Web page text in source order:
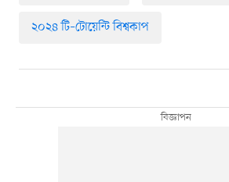
২০২৪ টি–টোয়েন্টি বিশ্বকাপ